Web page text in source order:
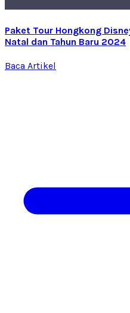
Paket Tour Hongkong
Natal dan Tahun Baru 2024
Baca Artikel